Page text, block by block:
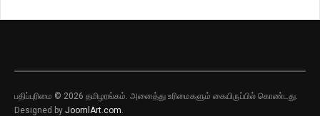
பதிப்புரிமை © 2026 தமிழரங்கம். அனைத்து உரிமைகளும் கையிருப்பில் கொண்டது.
Designed by JoomlArt.com.